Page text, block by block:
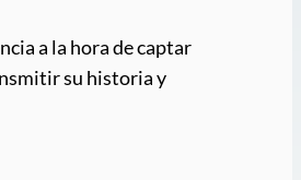
a la hora de captar
su historia y